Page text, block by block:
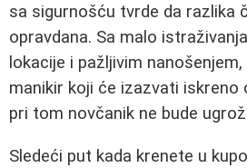
sa sigurnošću tvrde da razlika
opravdana. Sa malo
lokacije i pažljivim
manikir koji će izazvati iskreno
pri tom novčanik ne bude
Sledeći put kada krenete u